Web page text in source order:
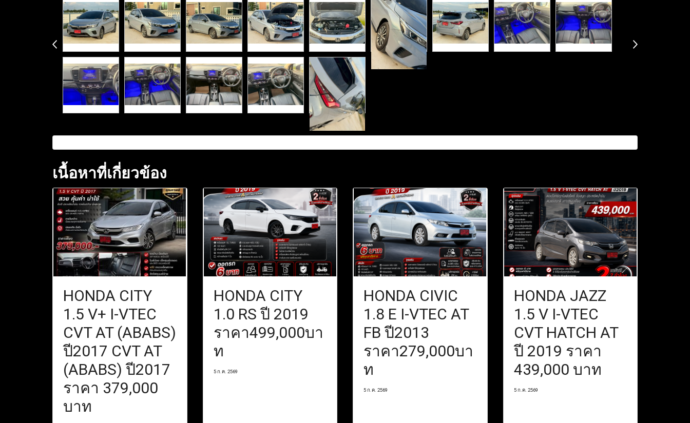
เนื้อหาที่เกี่ยวข้อง
HONDA CITY
1.5 V+ I-VTEC
CVT AT (ABABS)
ปี2017 CVT AT
(ABABS) ปี2017
ราคา 379,000
บาท
HONDA CITY
1.0 RS ปี 2019
ราคา499,000บา
ท
5 ก.ค. 2569
HONDA CIVIC
1.8 E I-VTEC AT
FB ปี2013
ราคา279,000บา
ท
5 ก.ค. 2569
HONDA JAZZ
1.5 V I-VTEC
CVT HATCH AT
ปี 2019 ราคา
439,000 บาท
5 ก.ค. 2569